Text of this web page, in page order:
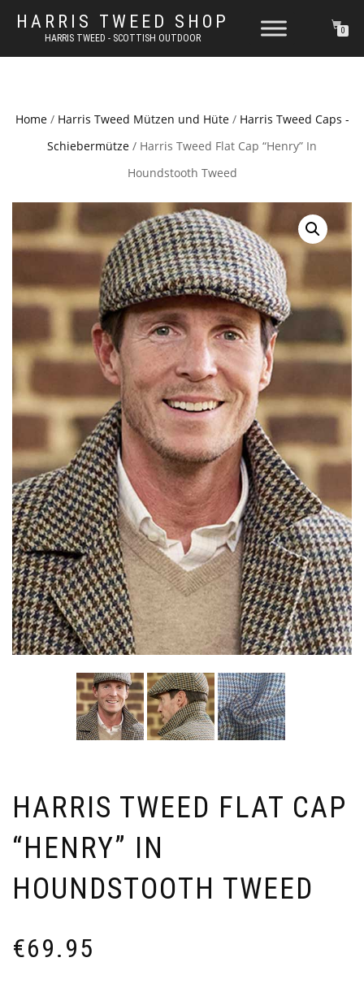
HARRIS TWEED SHOP
HARRIS TWEED - SCOTTISH OUTDOOR
0
Home/ Harris Tweed Mützen und Hüte/ Harris Tweed Caps -
Schiebermütze / Harris Tweed Flat Cap “Henry” In
Houndstooth Tweed
HARRIS TWEED FLAT CAP
“HENRY” IN
HOUNDSTOOTH TWEED
€69.95